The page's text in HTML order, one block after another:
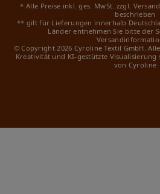
* Alle Preise inkl. ges. MwSt. zzgl.
beschrieben
** gilt für Lieferungen innerhalb
Länder entnehmen Sie bitte der
© Copyright 2026 Cyroline Textil GmbH.
Kreativität und KI-gestützte
von Cyroline